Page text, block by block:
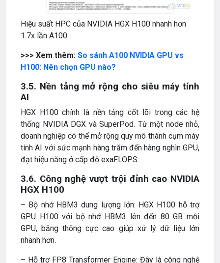
Hiệu suất HPC của NVIDIA HGX H100 nhanh hơn
1.7x lần A100
>>> Xem thêm: So sánh A100 NVIDIA GPU vs
H100: Nên chọn GPU nào?
3.5. Nền tảng mở rộng cho siêu máy tính
AI
HGX H100 chính là nền tảng cốt lõi trong các hệ
thống NVIDIA DGX và SuperPod. Từ một node nhỏ,
doanh nghiệp có thể mở rộng quy mô thành cụm máy
tính AI với sức mạnh hàng trăm đến hàng nghìn GPU,
đạt hiệu năng ở cấp độ exaFLOPS.
3.6. Công nghệ vượt trội đỉnh cao NVIDIA
HGX H100
– Bộ nhớ HBM3 dung lượng lớn: HGX H100 hỗ trợ
GPU H100 với bộ nhớ HBM3 lên đến 80 GB mỗi
GPU, băng thông cực cao giúp xử lý dữ liệu lớn
nhanh hơn.
– Hỗ trợ FP8 Transformer Engine: Đây là công nghệ